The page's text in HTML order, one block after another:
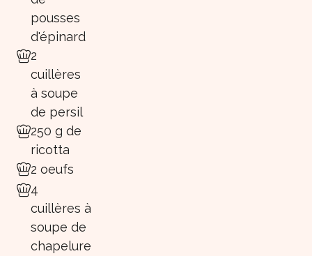
pousses
d'épinard
2
cuillères
à soupe
de persil
250 g de
ricotta
2 oeufs
4
cuillères à
soupe de
chapelure